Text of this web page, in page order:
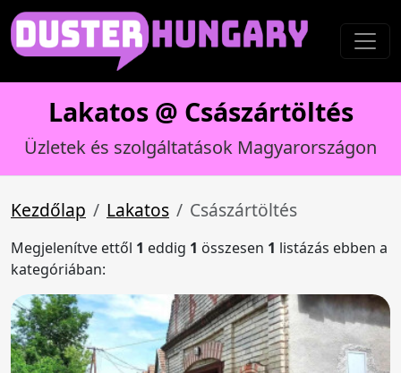
Lakatos @ Császártöltés
Üzletek és szolgáltatások Magyarországon
Kezdőlap Lakatos Császártöltés
Megjelenítve ettől 1 eddig 1 összesen 1 listázás ebben a
kategóriában: